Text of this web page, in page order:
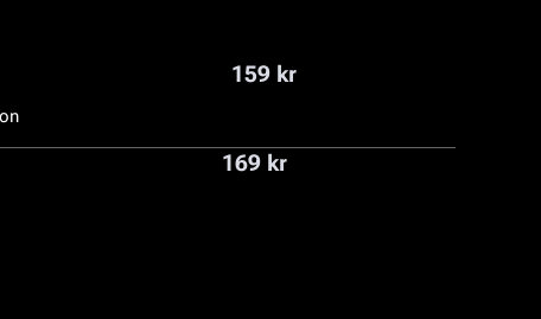
159 kr
169 kr